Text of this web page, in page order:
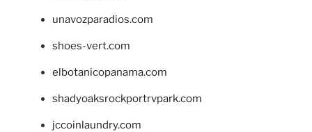
unavozparadios.com
shoes-vert.com
elbotanicopanama.com
shadyoaksrockportrvpark.com
jccoinlaundry.com